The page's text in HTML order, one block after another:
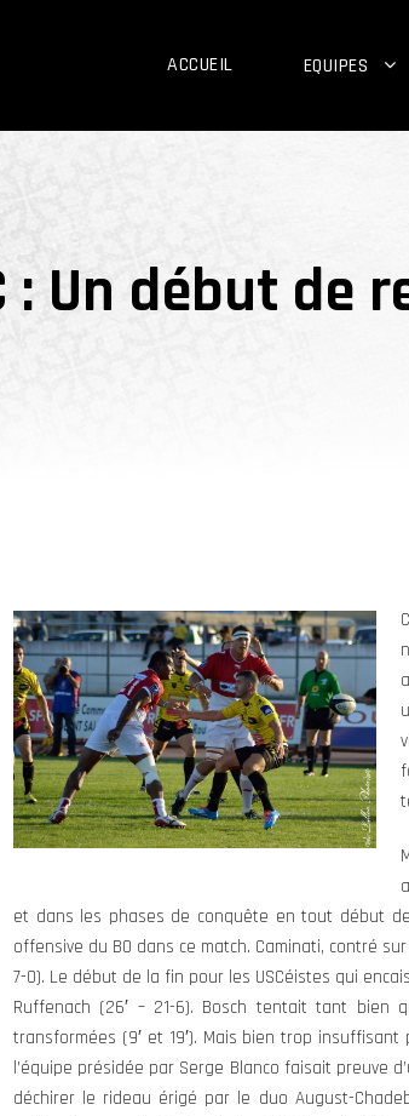
ACCUEIL EQUIPES
: Un début
et dans les phases de conquête en tout début
offensive du BO dans ce match. Caminati, contré
7-0). Le début de la fin pour les USCéistes qui
Ruffenach (26′ – 21-6). Bosch tentait tant
transformées (9′ et 19′). Mais bien trop
l’équipe présidée par Serge Blanco faisait preuve
déchirer le rideau érigé par le duo August-